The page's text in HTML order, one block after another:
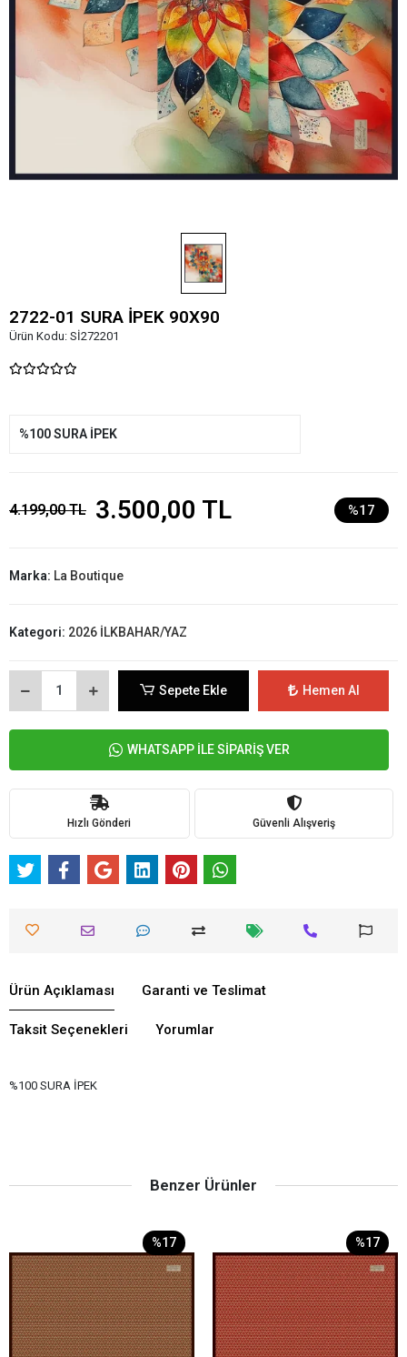
2722-01 SURA İPEK 90X90
Ürün Kodu: Sİ272201
%100 SURA İPEK
4.199,00 TL 3.500,00 TL %17
Marka: La Boutique
Kategori: 2026 İLKBAHAR/YAZ
Sepete Ekle Hemen Al
WHATSAPP İLE SİPARİŞ VER
Hızlı Gönderi Güvenli Alışveriş
Ürün Açıklaması Garanti ve Teslimat
Taksit Seçenekleri Yorumlar
%100 SURA İPEK
Benzer Ürünler
%17 %17